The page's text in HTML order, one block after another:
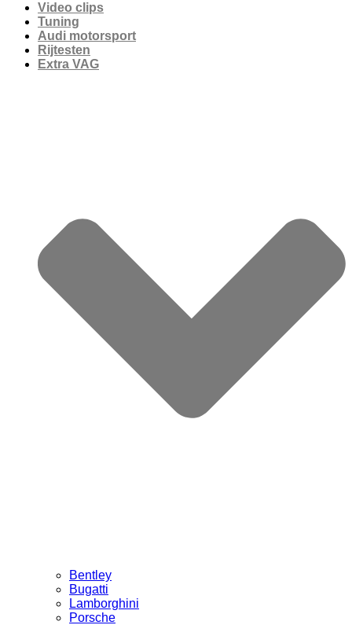
Video clips
Tuning
Audi motorsport
Rijtesten
Extra VAG
Bentley
Bugatti
Lamborghini
Porsche